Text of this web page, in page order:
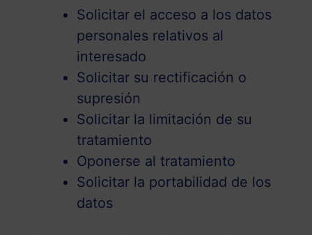
Solicitar el acceso a los datos
personales relativos al
interesado
Solicitar su rectificación o
supresión
Solicitar la limitación de su
tratamiento
Oponerse al tratamiento
Solicitar la portabilidad de los
datos